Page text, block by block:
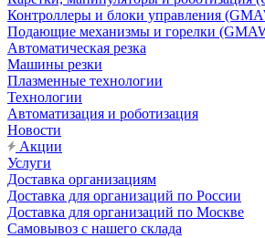
Контроллеры и блоки управления
Подающие механизмы и горелки
Автоматическая резка
Машины резки
Плазменные технологии
Технологии
Автоматизация и роботизация
Новости
Акции
Услуги
Доставка организациям
Доставка для организаций по России
Доставка для организаций по Москве
Самовывоз с нашего склада